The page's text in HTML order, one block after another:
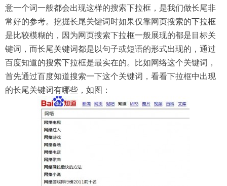
意一个词一般都会出现这样的搜索下拉框，是我们做长尾非
常好的参考。挖掘长尾关键词时如果仅靠网页搜索的下拉框
是比较模糊的，因为网页搜索下拉框一般展现的都是目标关
键词，而长尾关键词都是以句子或短语的形式出现的，通过
百度知道的搜索下拉框是最实在的。比如网络这个关键词，
首先通过百度知道搜索一下这个关键词，看看下拉框中出现
的长尾关键词有哪些，如图：